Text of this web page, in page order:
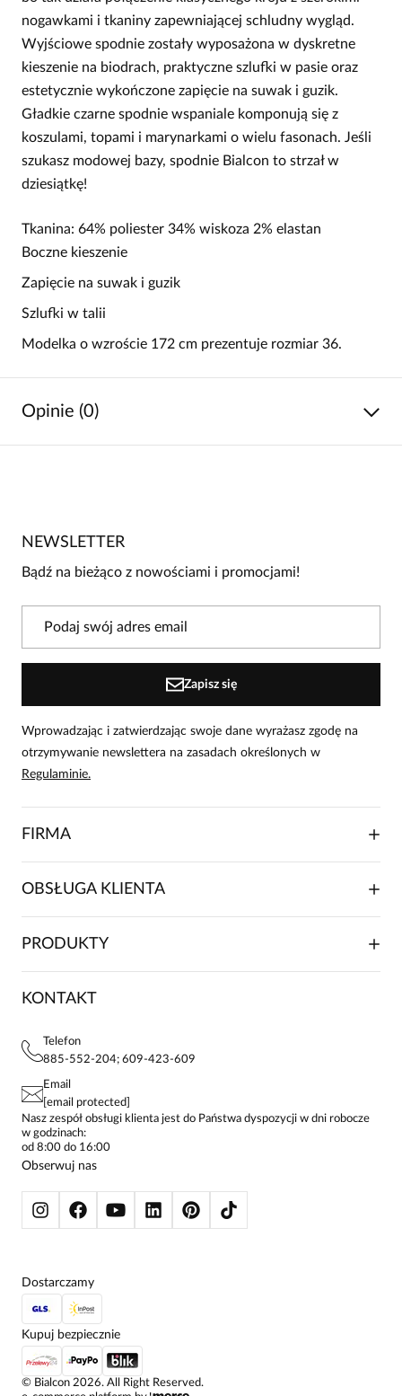
nogawkami i tkaniny zapewniającej schludny wygląd.
Wyjściowe spodnie zostały wyposażona w dyskretne
kieszenie na biodrach, praktyczne szlufki w pasie oraz
estetycznie wykończone zapięcie na suwak i guzik.
Gładkie czarne spodnie wspaniale komponują się z
koszulami, topami i marynarkami o wielu fasonach. Jeśli
szukasz modowej bazy, spodnie Bialcon to strzał w
dziesiątkę!
Tkanina: 64% poliester 34% wiskoza 2% elastan
Boczne kieszenie
Zapięcie na suwak i guzik
Szlufki w talii
Modelka o wzroście 172 cm prezentuje rozmiar 36.
Opinie (0)
Bądź pierwszą osobą, która podzieli się opinią o tym
W naszej witrynie opinie mogą dodawać tylko
NEWSLETTER
Bądź na bieżąco z nowościami i promocjami!
Zapisz się
Wprowadzając i zatwierdzając swoje dane wyrażasz zgodę na
otrzymywanie newslettera na zasadach określonych w
Regulaminie.
FIRMA
O NAS
FRANCZYZA
KONTAKTY
OBSŁUGA KLIENTA
SKŁADANIE ZAMÓWIENIA
FAQ
POLITYKA PRYWATNOŚCI
STREFA STAŁEGO KLIENTA
PRODUKTY
SUKIENKI
KOSZULE DAMSKIE
SPODNIE DAMSKIE
ŻAKIETY I MARYNARKI
SWETRY
BLUZY
KONTAKT
Telefon
885-552-204; 609-423-609
Email
[email protected]
Nasz zespół obsługi klienta jest do Państwa dyspozycji w dni robocze
w godzinach:
od 8:00 do 16:00
Obserwuj nas
© Bialcon 2026. All Right Reserved.
Dostarczamy
Kupuj bezpiecznie